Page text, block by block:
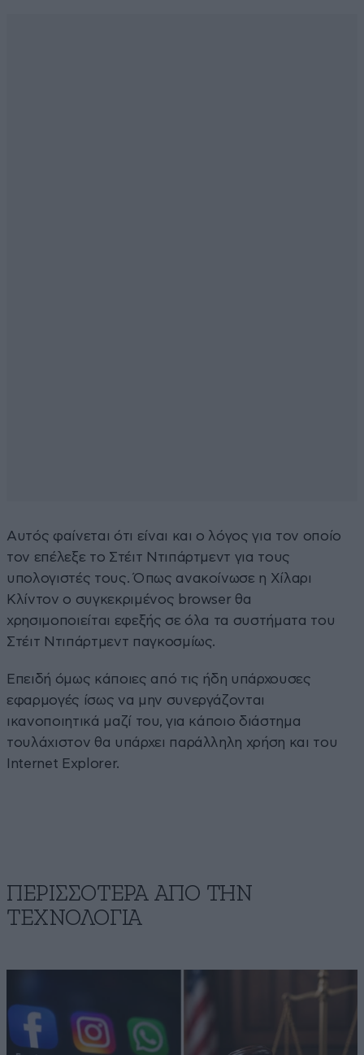
Αυτός φαίνεται ότι είναι και ο λόγος για τον οποίο
τον επέλεξε το Στέιτ Ντιπάρτμεντ για τους
υπολογιστές τους. Όπως ανακοίνωσε η Χίλαρι
Κλίντον ο συγκεκριμένος browser θα
χρησιμοποιείται εφεξής σε όλα τα συστήματα του
Στέιτ Ντιπάρτμεντ παγκοσμίως.
Επειδή όμως κάποιες από τις ήδη υπάρχουσες
εφαρμογές ίσως να μην συνεργάζονται
ικανοποιητικά μαζί του, για κάποιο διάστημα
τουλάχιστον θα υπάρχει παράλληλη χρήση και του
Internet Explorer.
ΠΕΡΙΣΣΟΤΕΡΑ ΑΠΟ ΤΗΝ
ΤΕΧΝΟΛΟΓΙΑ